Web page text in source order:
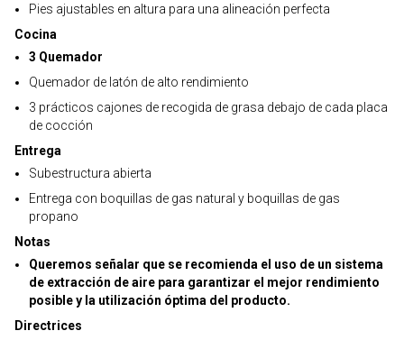
Pies ajustables en altura para una alineación perfecta
Cocina
3 Quemador
Quemador de latón de alto rendimiento
3 prácticos cajones de recogida de grasa debajo de cada placa
de cocción
Entrega
Subestructura abierta
Entrega con boquillas de gas natural y boquillas de gas
propano
Notas
Queremos señalar que se recomienda el uso de un sistema
de extracción de aire para garantizar el mejor rendimiento
posible y la utilización óptima del producto.
Directrices